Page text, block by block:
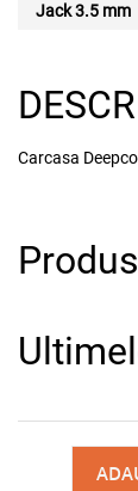
Jack 3.5 mm
Carcasa